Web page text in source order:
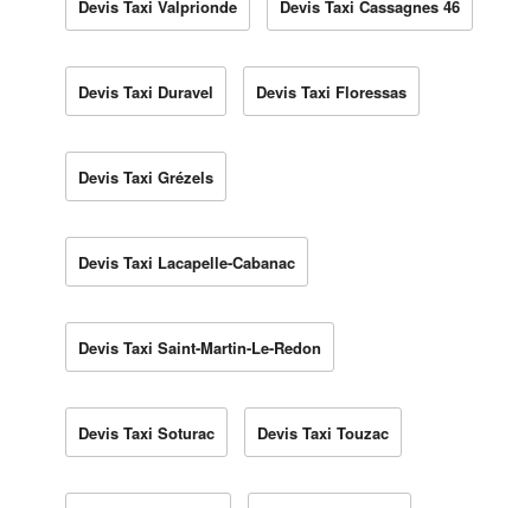
Devis Taxi Valprionde Devis Taxi Cassagnes 46
Devis Taxi Duravel Devis Taxi Floressas
Devis Taxi Grézels
Devis Taxi Lacapelle-Cabanac
Devis Taxi Saint-Martin-Le-Redon
Devis Taxi Soturac Devis Taxi Touzac